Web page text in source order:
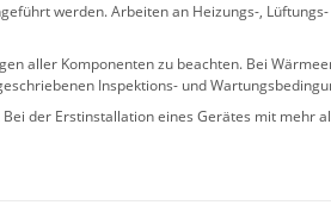
werden. Arbeiten an Heizungs-,
aller Komponenten zu beachten. Bei
Inspektions- und
der Erstinstallation eines Gerätes mit mehr